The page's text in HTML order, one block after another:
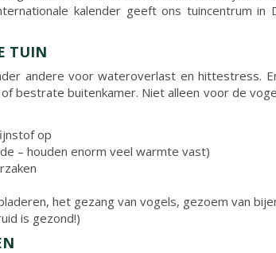
kalender geeft ons tuincentrum in
TUIN
andere voor wateroverlast en hittestress.
bestrate buitenkamer. Niet alleen voor de
op
– houden enorm veel warmte vast)
het gezang van vogels, gezoem van
is gezond!)